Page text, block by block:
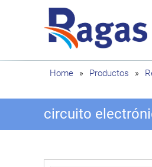
Home » Productos »
circuito